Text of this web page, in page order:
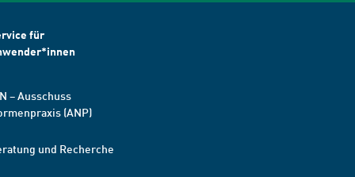
für
– Ausschuss
(ANP)
und Recherche